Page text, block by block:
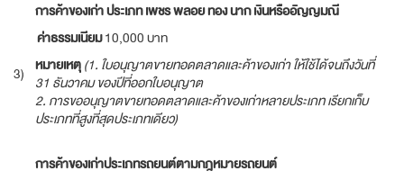
3)
การค้าของเก่า ประเภท เพชร พลอย ทอง นาก เงินหรืออัญญมณี
ค่าธรรมเนียม10,000 บาท
หมายเหตุ(1. ใบอนุญาตขายทอดตลาดและค้าของเก่า ให้ใช้ได้จนถึงวันที่
31 ธันวาคม ของปีที่ออกใบอนุญาต
2. การขออนุญาตขายทอดตลาดและค้าของเก่าหลายประเภท เรียกเก็บ
ประเภทที่สูงที่สุดประเภทเดียว)
การค้าของเก่าประเภทรถยนต์ตามกฎหมายรถยนต์